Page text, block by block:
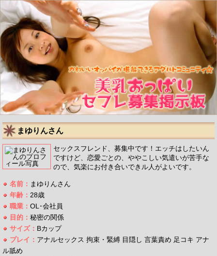
まゆりんさん
セックスフレンド、募集中です！エッチはしたいん
ですけど、恋愛ごとの、ややこしい気遣いが苦手な
ので、気楽にお付き合いできル人がよいです。
名前： まゆりんさん
年齢： 28歳
職業： OL･会社員
目的： 秘密の関係
サイズ： Bカップ
プレイ： アナルセックス 拘束・緊縛 目隠し 言葉責め 足コキ アナ
ル舐め